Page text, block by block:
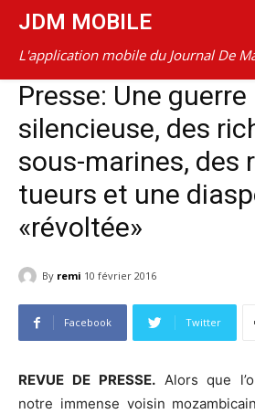
JDM MOBILE
L'application mobile du Journal De
Presse: Une guerre
silencieuse, des
sous-marines, des
tueurs et une
«révoltée»
By remi 10 février 2016
Facebook Twitter
REVUE DE PRESSE.Alors que
notre immense voisin